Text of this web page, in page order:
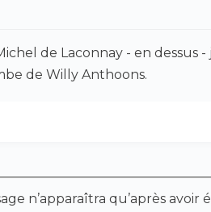
de Laconnay - en dessus -
de Willy Anthoons.
n’apparaîtra qu’après avoir